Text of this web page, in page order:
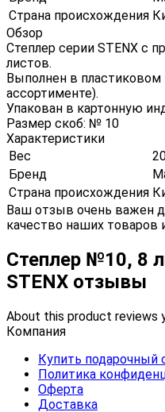
Страна происхождения
Обзор
Степлер серии STENX с
листов.
Выполнен в пластиковом
ассортименте).
Упакован в картонную
Размер скоб: № 10
Характеристики
Вес
Бренд
Страна происхождения
Ваш отзыв очень важен
качество наших товаров
Степлер №10, 8
STENX отзывы
About this product reviews
Компания
Купить подарочный
Политика
Оферта
Доставка